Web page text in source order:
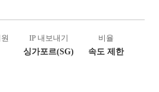
IP 내보내기
싱가포르(SG)
비율
속도 제한